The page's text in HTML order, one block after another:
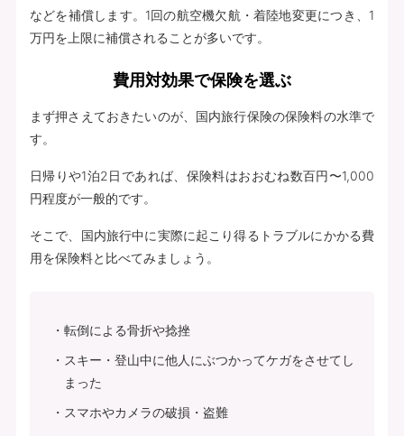
などを補償します。1回の航空機欠航・着陸地変更につき、1
万円を上限に補償されることが多いです。
費用対効果で保険を選ぶ
まず押さえておきたいのが、国内旅行保険の保険料の水準で
す。
日帰りや1泊2日であれば、保険料はおおむね数百円〜1,000
円程度が一般的です。
そこで、国内旅行中に実際に起こり得るトラブルにかかる費
用を保険料と比べてみましょう。
転倒による骨折や捻挫
スキー・登山中に他人にぶつかってケガをさせてし
まった
スマホやカメラの破損・盗難